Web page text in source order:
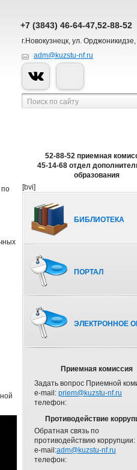
+7 (3843) 46-64-47,52-88-52
г.Новокузнецк, ул.
adm@kuzstu-nf.ru
по
52-88-52 приемная
45-14-68 отдел
образования
[bvi]
БИБЛИОТЕКА
ПОРТАЛ
ЭЛЕКТРОННОЕ
Приемная комиссия
Задать вопрос Приемной
e-mail: priem@kuzstu-nf.ru
телефон:
Противодействие
Обратная связь по
противодействию коррупции:
e-mail:adm@kuzstu-nf.ru
телефон: